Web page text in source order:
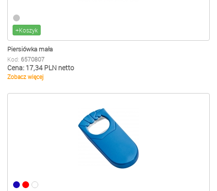
+Koszyk
Piersiówka mała
Kod: 6570807
Cena: 17,34 PLN netto
Zobacz więcej